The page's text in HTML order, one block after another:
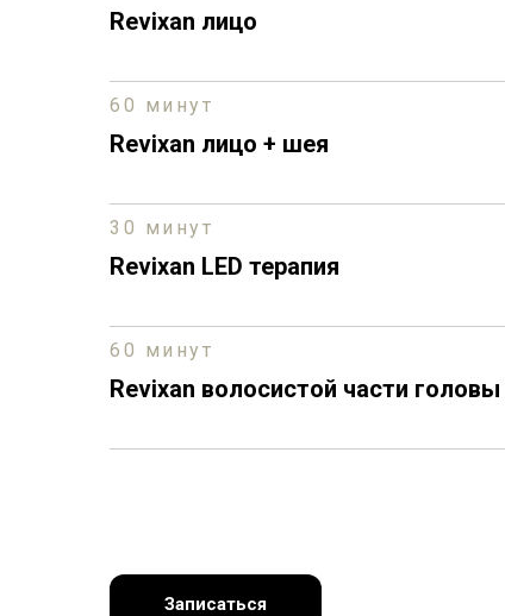
Revixan лицо
60 минут
Revixan лицо + шея
30 минут
Revixan LED терапия
60 минут
Revixan волосистой части головы
Записаться